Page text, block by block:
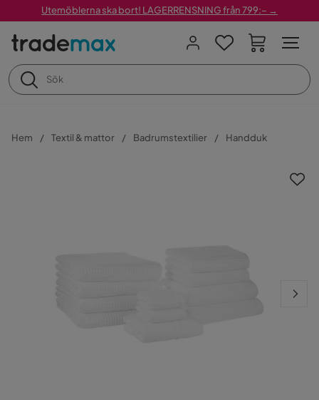
Utemöblerna ska bort! LAGERRENSNING från 799:– →
Hem Textil & mattor Badrumstextilier Handduk